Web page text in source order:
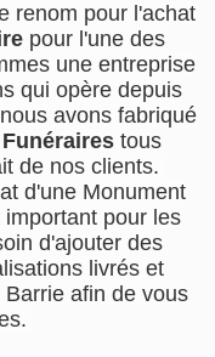
renom pour l'achat
pour l'une des
une entreprise
qui opère depuis
avons fabriqué
tous
de nos clients.
d'une Monument
pour les
d'ajouter des
livrés et
afin de vous